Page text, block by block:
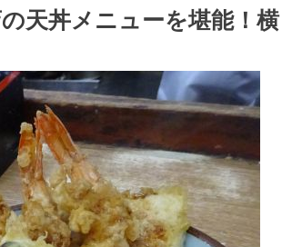
天丼メニューを堪能！横